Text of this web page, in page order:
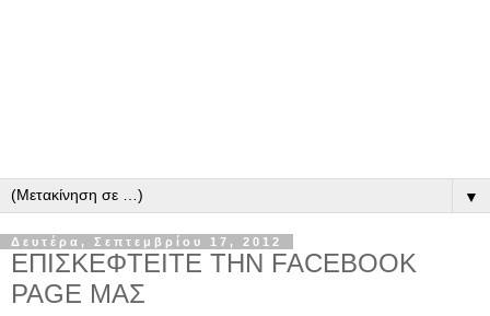
▼
Δευτέρα, Σεπτεμβρίου 17, 2012
ΕΠΙΣΚΕΦΤΕΙΤΕ ΤΗΝ FACEBOOK
PAGE ΜΑΣ